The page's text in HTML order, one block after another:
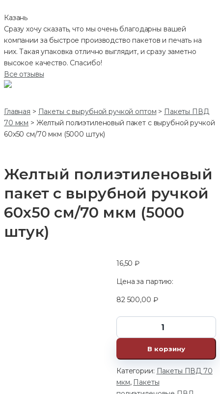
Казань
Сразу хочу сказать, что мы очень благодарны вашей
компании за быстрое производство пакетов и печать на
них. Такая упаковка отлично выглядит, и сразу заметно
высокое качество. Спасибо!
Все отзывы
Главная > Пакеты с вырубной ручкой оптом > Пакеты ПВД
70 мкм > Желтый полиэтиленовый пакет с вырубной ручкой
60х50 см/70 мкм (5000 штук)
Желтый полиэтиленовый
пакет с вырубной ручкой
60х50 см/70 мкм (5000
штук)
16,50₽
Цена за партию:
82 500,00 ₽
В корзину
Категории: Пакеты ПВД 70
мкм, Пакеты